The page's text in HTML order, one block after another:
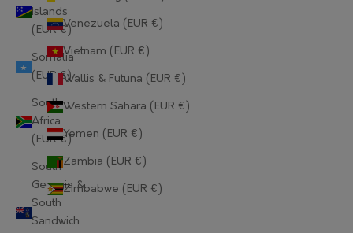
Islands
(EUR €)
Somalia
(EUR €)
South
Africa
(EUR €)
South
Georgia &
South
Sandwich
Venezuela (EUR €)
Vietnam (EUR €)
Wallis & Futuna (EUR €)
Western Sahara (EUR €)
Yemen (EUR €)
Zambia (EUR €)
Zimbabwe (EUR €)
Lithuania (EUR €)
Luxembourg (EUR €)
Macao SAR (EUR €)
Madagascar (EUR €)
Malawi (EUR €)
Malaysia (EUR €)
Maldives (EUR €)